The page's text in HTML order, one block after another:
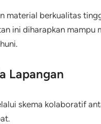
material berkualitas
ini diharapkan mampu
Lapangan
skema kolaboratif